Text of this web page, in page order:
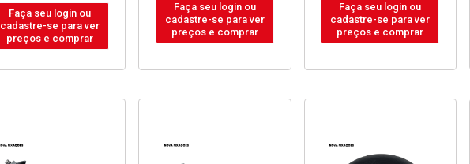
Faça seu login ou
cadastre-se para ver
preços e comprar
Faça seu login ou
cadastre-se para ver
preços e comprar
Faça seu login ou
cadastre-se para ver
preços e comprar